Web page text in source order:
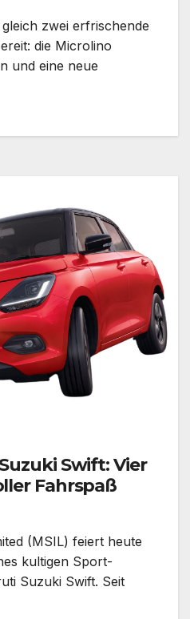
zwei erfrischende
die Microlino
und eine neue
Swift: Vier
Fahrspaß
(MSIL) feiert heute
kultigen Sport-
Suzuki Swift. Seit